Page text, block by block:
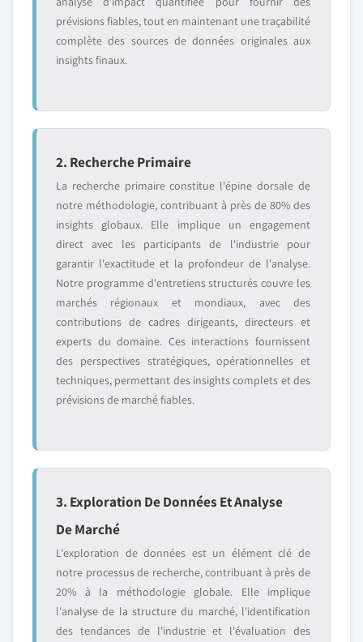
prévisions fiables, tout en maintenant une traçabilité
complète des sources de données originales aux
insights finaux.
2. Recherche Primaire
La recherche primaire constitue l'épine dorsale de
notre méthodologie, contribuant à près de 80% des
insights globaux. Elle implique un engagement
direct avec les participants de l'industrie pour
garantir l'exactitude et la profondeur de l'analyse.
Notre programme d'entretiens structurés couvre les
marchés régionaux et mondiaux, avec des
contributions de cadres dirigeants, directeurs et
experts du domaine. Ces interactions fournissent
des perspectives stratégiques, opérationnelles et
techniques, permettant des insights complets et des
prévisions de marché fiables.
3. Exploration De Données Et Analyse
De Marché
L'exploration de données est un élément clé de
notre processus de recherche, contribuant à près de
20% à la méthodologie globale. Elle implique
l'analyse de la structure du marché, l'identification
des tendances de l'industrie et l'évaluation des